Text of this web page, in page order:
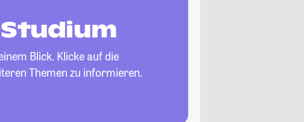
Blick. Klicke auf die
Themen zu informieren.